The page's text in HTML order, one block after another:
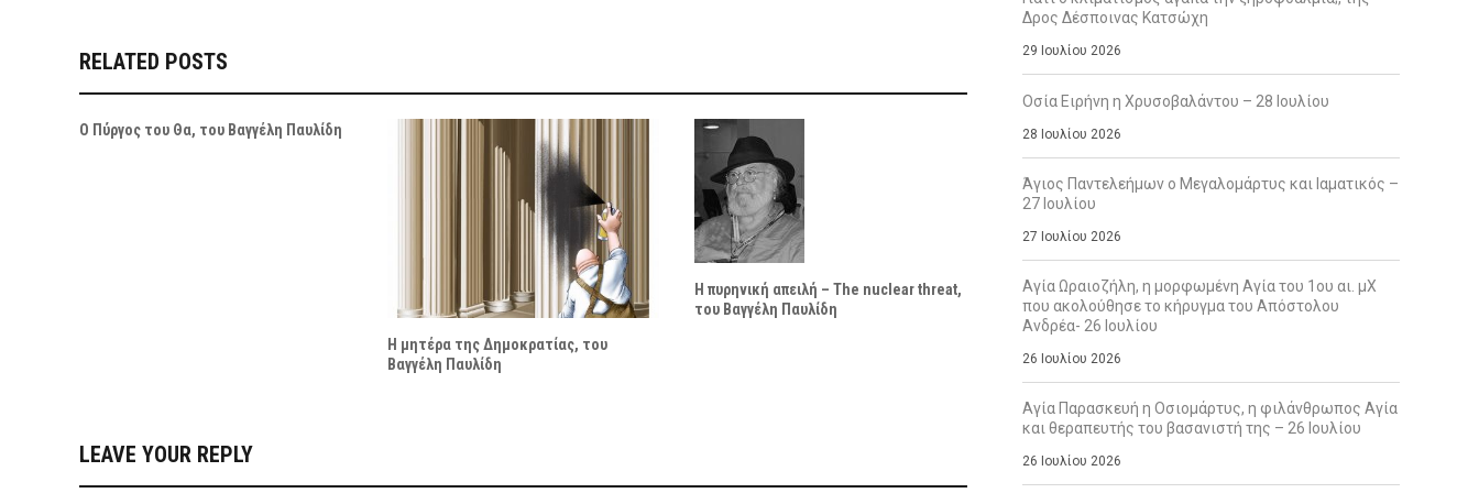
RELATED POSTS
Ο Πύργος του Θα, του Βαγγέλη Παυλίδη
Η μητέρα της Δημοκρατίας, του
Βαγγέλη Παυλίδη
Η πυρηνική απειλή – The nuclear threat,
του Βαγγέλη Παυλίδη
LEAVE YOUR REPLY
Δρος Δέσποινας Κατσώχη
29 Ιουλίου 2026
Οσία Ειρήνη η Χρυσοβαλάντου – 28 Ιουλίου
28 Ιουλίου 2026
Άγιος Παντελεήμων ο Μεγαλομάρτυς και Ιαματικός –
27 Ιουλίου
27 Ιουλίου 2026
Αγία Ωραιοζήλη, η μορφωμένη Αγία του 1ου αι. μΧ
που ακολούθησε το κήρυγμα του Απόστολου
Ανδρέα- 26 Ιουλίου
26 Ιουλίου 2026
Αγία Παρασκευή η Οσιομάρτυς, η φιλάνθρωπος Αγία
και θεραπευτής του βασανιστή της – 26 Ιουλίου
26 Ιουλίου 2026